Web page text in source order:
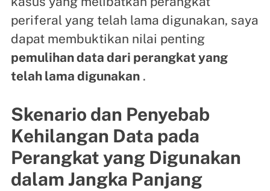
periferal yang telah lama digunakan, saya
dapat membuktikan nilai penting
pemulihan data dari perangkat yang
telah lama digunakan.
Skenario dan Penyebab
Kehilangan Data pada
Perangkat yang Digunakan
dalam Jangka Panjang